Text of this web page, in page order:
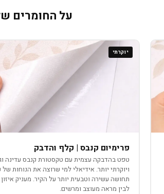
על החומרים
יוקרתי
פרימיום קנבס | קלף והדבק
טפט בהדבקה עצמית עם טקסטורת קנבס עדינה
ויוקרתי יותר. אידיאלי למי שרוצה את הנוחות
תחושה עשירה וטבעית יותר על הקיר. מעניק
לבין מראה מעוצב ומרשים.